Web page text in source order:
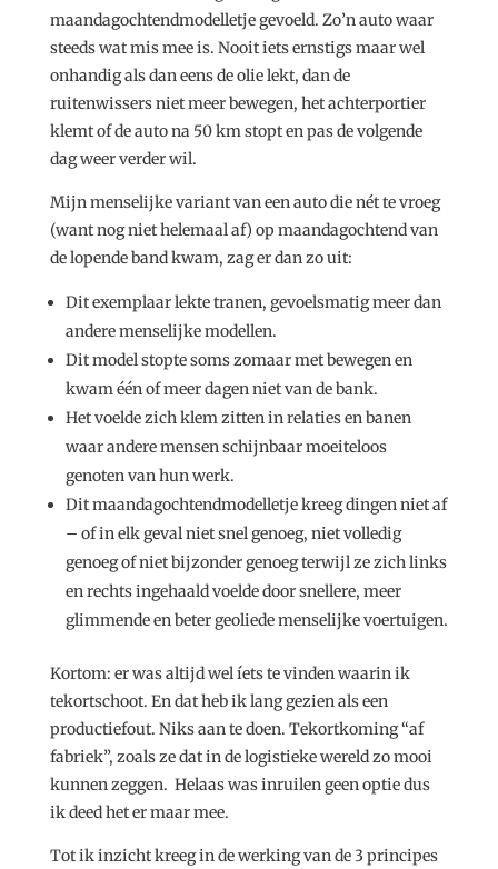
maandagochtendmodelletje gevoeld. Zo’n auto waar
steeds wat mis mee is. Nooit iets ernstigs maar wel
onhandig als dan eens de olie lekt, dan de
ruitenwissers niet meer bewegen, het achterportier
klemt of de auto na 50 km stopt en pas de volgende
dag weer verder wil.
Mijn menselijke variant van een auto die nét te vroeg
(want nog niet helemaal af) op maandagochtend van
de lopende band kwam, zag er dan zo uit:
Dit exemplaar lekte tranen, gevoelsmatig meer dan
andere menselijke modellen.
Dit model stopte soms zomaar met bewegen en
kwam één of meer dagen niet van de bank.
Het voelde zich klem zitten in relaties en banen
waar andere mensen schijnbaar moeiteloos
genoten van hun werk.
Dit maandagochtendmodelletje kreeg dingen niet af
– of in elk geval niet snel genoeg, niet volledig
genoeg of niet bijzonder genoeg terwijl ze zich links
en rechts ingehaald voelde door snellere, meer
glimmende en beter geoliede menselijke voertuigen.
Kortom: er was altijd wel íets te vinden waarin ik
tekortschoot. En dat heb ik lang gezien als een
productiefout. Niks aan te doen. Tekortkoming “af
fabriek”, zoals ze dat in de logistieke wereld zo mooi
kunnen zeggen. Helaas was inruilen geen optie dus
ik deed het er maar mee.
Tot ik inzicht kreeg in de werking van de 3 principes